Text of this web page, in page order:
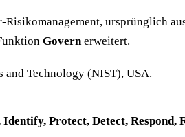
Risikomanagement, ursprünglich
Governerweitert.
Technology (NIST), USA.
Identify, Protect, Detect, Respond,